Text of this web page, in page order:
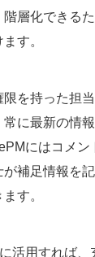
階層化できる
す。
限を持った担
に最新の情
にはコメン
が補足情報を
す。
活用すれば